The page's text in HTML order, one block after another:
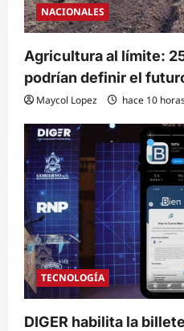
NACIONALES
Agricultura al límite:
podrían definir el
Maycol Lopez hace 10
TECNOLOGÍA
DIGER habilita la